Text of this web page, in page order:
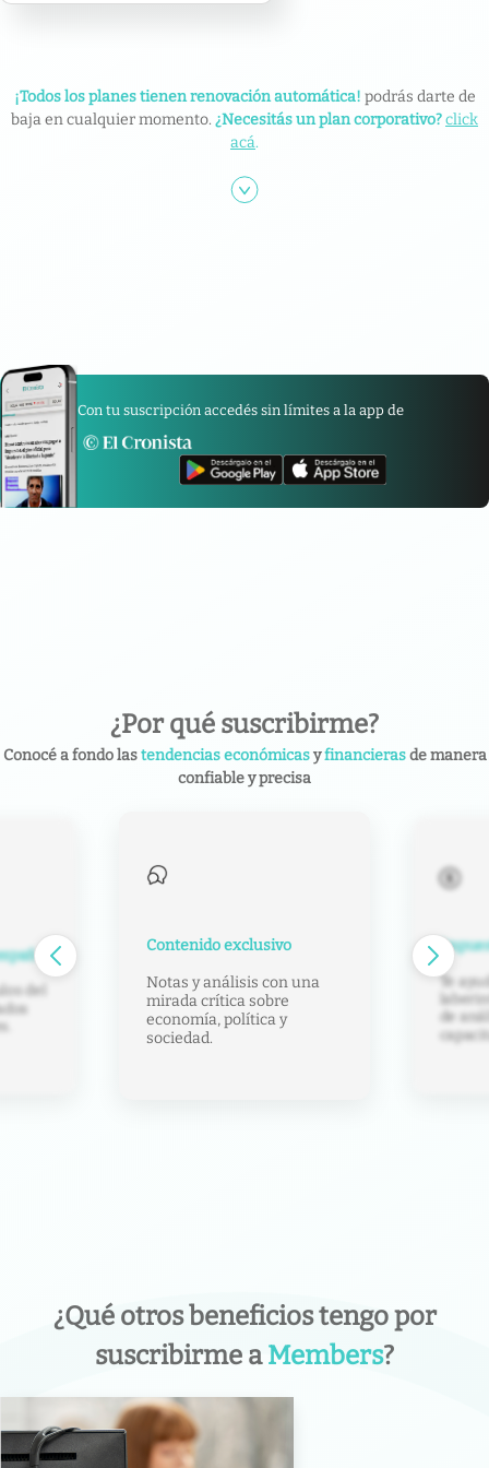
¡Todos los planes tienen renovación automática! podrás darte de
baja en cualquier momento. ¿Necesitás un plan corporativo?click
acá.
Con tu suscripción accedés sin límites a la app de
¿Por qué suscribirme?
Conocé a fondo lastendencias económicasyfinancierasde manera
confiable y precisa
del
Contenido exclusivo
Notas y análisis con una
mirada crítica sobre
economía, política y
sociedad.
Te
de
¿Qué otros beneficios tengo por
suscribirme aMembers?